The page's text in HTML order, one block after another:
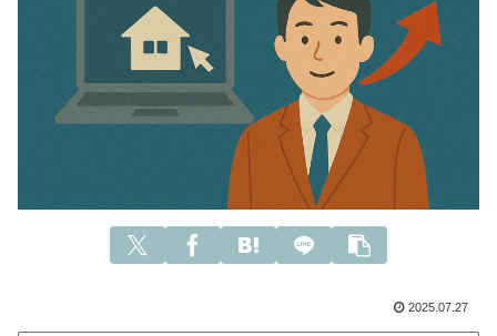
2025.07.27